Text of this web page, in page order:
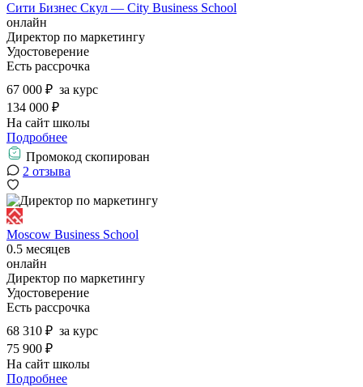
Сити Бизнес Скул — City Business School
онлайн
Директор по маркетингу
Удостоверение
Есть рассрочка
67 000 ₽ за курс
134 000 ₽
На сайт школы
Подробнее
Промокод скопирован
2 отзыва
Moscow Business School
0.5 месяцев
онлайн
Директор по маркетингу
Удостоверение
Есть рассрочка
68 310 ₽ за курс
75 900 ₽
На сайт школы
Подробнее